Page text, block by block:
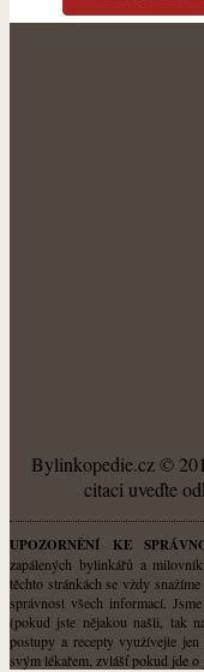
Bylinkopedie.cz ©
citaci uveďte
UPOZORNĚNÍ KE
zapálených bylinkářů a
těchto stránkách se vždy
správnost všech informací.
(pokud jste nějakou našli, tak
postupy a recepty využívejte
svým lékařem, zvlášť pokud jde